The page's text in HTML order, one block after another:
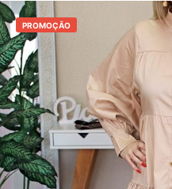
PROMOÇÃO